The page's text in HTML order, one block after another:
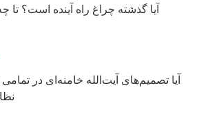
آیا گذشته چراغ راه آینده است؟ تا
آیا تصمیم‌های آیت‌الله خامنه‌ای در